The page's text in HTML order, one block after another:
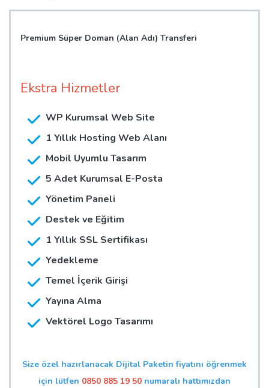
Premium Süper Doman (Alan Adı) Transferi
Ekstra Hizmetler
WP Kurumsal Web Site
1 Yıllık Hosting Web Alanı
Mobil Uyumlu Tasarım
5 Adet Kurumsal E-Posta
Yönetim Paneli
Destek ve Eğitim
1 Yıllık SSL Sertifikası
Yedekleme
Temel İçerik Girişi
Yayına Alma
Vektörel Logo Tasarımı
Size özel hazırlanacak Dijital Paketin fiyatını öğrenmek
için lütfen 0850 885 19 50 numaralı hattımızdan